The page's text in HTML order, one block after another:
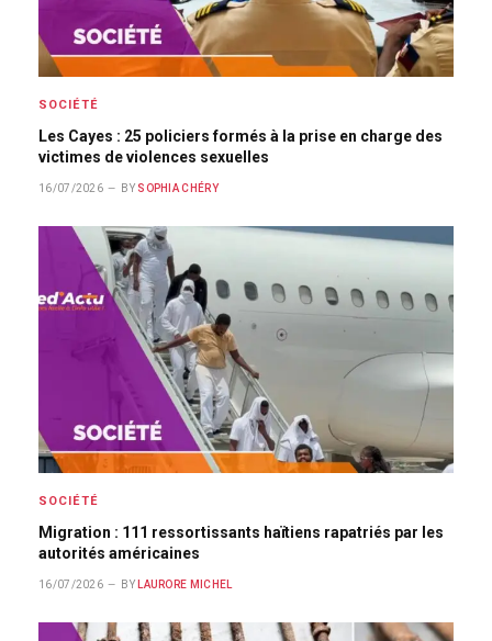
SOCIÉTÉ
Les Cayes : 25 policiers formés à la prise en charge des
victimes de violences sexuelles
16/07/2026 BY SOPHIA CHÉRY
SOCIÉTÉ
Migration : 111 ressortissants haïtiens rapatriés par les
autorités américaines
16/07/2026 BY LAURORE MICHEL